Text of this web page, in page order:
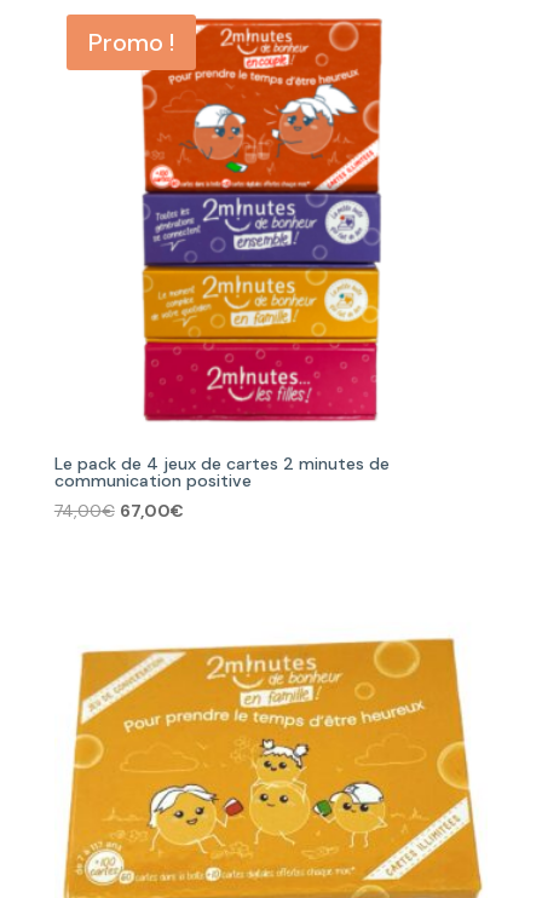
Promo !
Le pack de 4 jeux de cartes 2 minutes de
communication positive
74,00€ Le
67,00€Le